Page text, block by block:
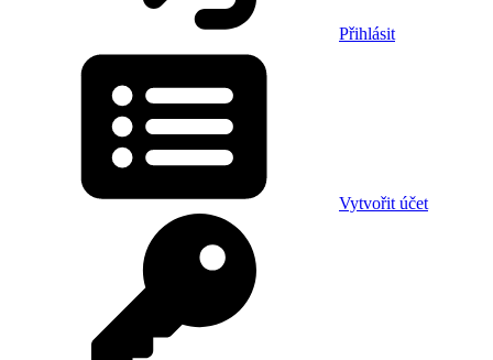
Přihlásit
Vytvořit účet